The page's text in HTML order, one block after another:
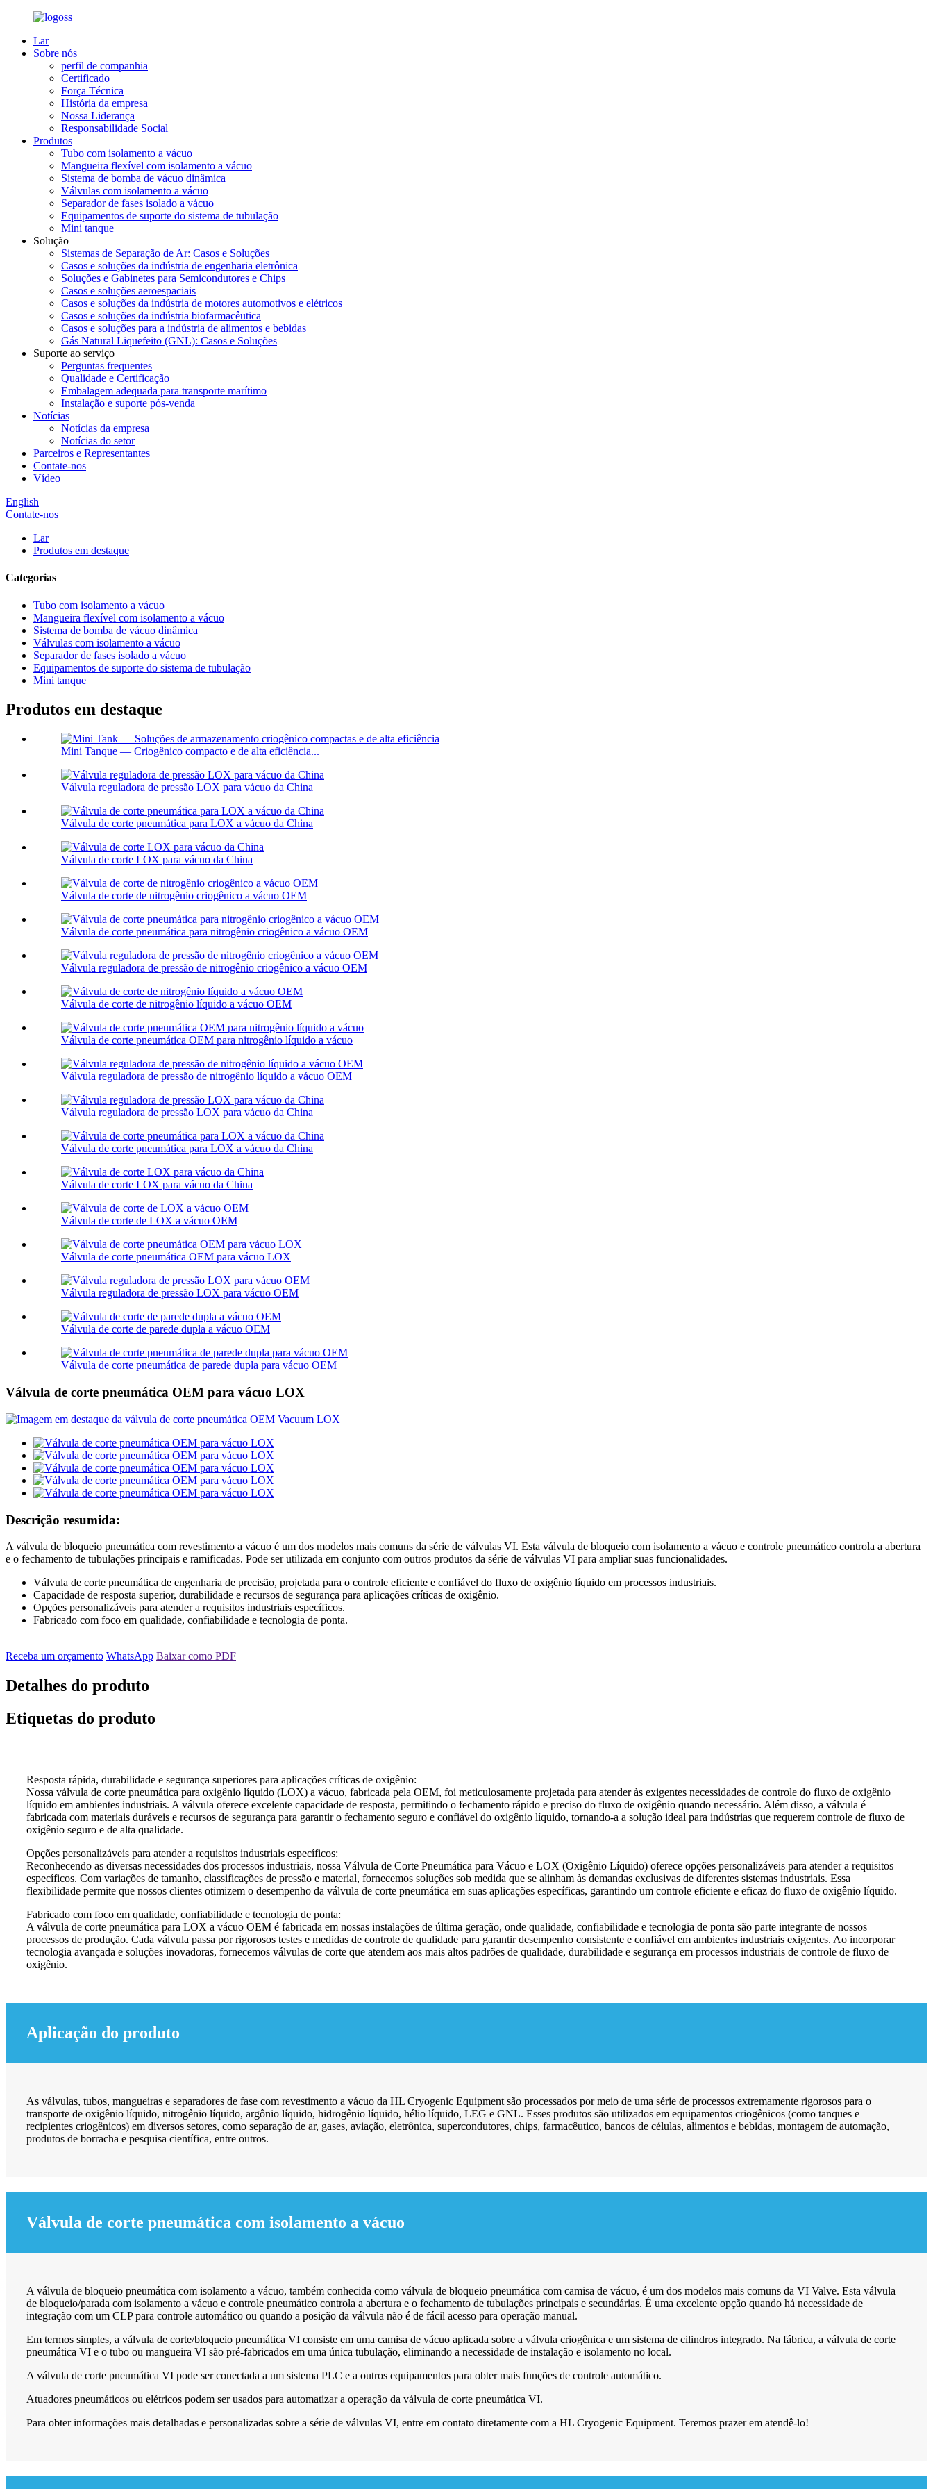
Lar
Sobre nós
perfil de companhia
Certificado
Força Técnica
História da empresa
Nossa Liderança
Responsabilidade Social
Produtos
Tubo com isolamento a vácuo
Mangueira flexível com isolamento a vácuo
Sistema de bomba de vácuo dinâmica
Válvulas com isolamento a vácuo
Separador de fases isolado a vácuo
Equipamentos de suporte do sistema de tubulação
Mini tanque
Solução
Sistemas de Separação de Ar: Casos e Soluções
Casos e soluções da indústria de engenharia eletrônica
Soluções e Gabinetes para Semicondutores e Chips
Casos e soluções aeroespaciais
Casos e soluções da indústria de motores automotivos e elétricos
Casos e soluções da indústria biofarmacêutica
Casos e soluções para a indústria de alimentos e bebidas
Gás Natural Liquefeito (GNL): Casos e Soluções
Suporte ao serviço
Perguntas frequentes
Qualidade e Certificação
Embalagem adequada para transporte marítimo
Instalação e suporte pós-venda
Notícias
Notícias da empresa
Notícias do setor
Parceiros e Representantes
Contate-nos
Vídeo
English
Contate-nos
Lar
Produtos em destaque
Categorias
Tubo com isolamento a vácuo
Mangueira flexível com isolamento a vácuo
Sistema de bomba de vácuo dinâmica
Válvulas com isolamento a vácuo
Separador de fases isolado a vácuo
Equipamentos de suporte do sistema de tubulação
Mini tanque
Produtos em destaque
Mini Tanque — Criogênico compacto e de alta eficiência...
Válvula reguladora de pressão LOX para vácuo da China
Válvula de corte pneumática para LOX a vácuo da China
Válvula de corte LOX para vácuo da China
Válvula de corte de nitrogênio criogênico a vácuo OEM
Válvula de corte pneumática para nitrogênio criogênico a vácuo OEM
Válvula reguladora de pressão de nitrogênio criogênico a vácuo OEM
Válvula de corte de nitrogênio líquido a vácuo OEM
Válvula de corte pneumática OEM para nitrogênio líquido a vácuo
Válvula reguladora de pressão de nitrogênio líquido a vácuo OEM
Válvula reguladora de pressão LOX para vácuo da China
Válvula de corte pneumática para LOX a vácuo da China
Válvula de corte LOX para vácuo da China
Válvula de corte de LOX a vácuo OEM
Válvula de corte pneumática OEM para vácuo LOX
Válvula reguladora de pressão LOX para vácuo OEM
Válvula de corte de parede dupla a vácuo OEM
Válvula de corte pneumática de parede dupla para vácuo OEM
Válvula de corte pneumática OEM para vácuo LOX
Descrição resumida:
A válvula de bloqueio pneumática com revestimento a vácuo é um dos modelos mais comuns da série de válvulas VI. Esta válvula de bloqueio com isolamento a vácuo e controle pneumático controla a abertura
e o fechamento de tubulações principais e ramificadas. Pode ser utilizada em conjunto com outros produtos da série de válvulas VI para ampliar suas funcionalidades.
Válvula de corte pneumática de engenharia de precisão, projetada para o controle eficiente e confiável do fluxo de oxigênio líquido em processos industriais.
Capacidade de resposta superior, durabilidade e recursos de segurança para aplicações críticas de oxigênio.
Opções personalizáveis ​​para atender a requisitos industriais específicos.
Fabricado com foco em qualidade, confiabilidade e tecnologia de ponta.
Receba um orçamento WhatsApp Baixar como PDF
Detalhes do produto
Etiquetas do produto
Resposta rápida, durabilidade e segurança superiores para aplicações críticas de oxigênio:
Nossa válvula de corte pneumática para oxigênio líquido (LOX) a vácuo, fabricada pela OEM, foi meticulosamente projetada para atender às exigentes necessidades de controle do fluxo de oxigênio
líquido em ambientes industriais. A válvula oferece excelente capacidade de resposta, permitindo o fechamento rápido e preciso do fluxo de oxigênio quando necessário. Além disso, a válvula é
fabricada com materiais duráveis ​​e recursos de segurança para garantir o fechamento seguro e confiável do oxigênio líquido, tornando-a a solução ideal para indústrias que requerem controle de fluxo de
oxigênio seguro e de alta qualidade.
Opções personalizáveis ​​para atender a requisitos industriais específicos:
Reconhecendo as diversas necessidades dos processos industriais, nossa Válvula de Corte Pneumática para Vácuo e LOX (Oxigênio Líquido) oferece opções personalizáveis ​​para atender a requisitos
específicos. Com variações de tamanho, classificações de pressão e material, fornecemos soluções sob medida que se alinham às demandas exclusivas de diferentes sistemas industriais. Essa
flexibilidade permite que nossos clientes otimizem o desempenho da válvula de corte pneumática em suas aplicações específicas, garantindo um controle eficiente e eficaz do fluxo de oxigênio líquido.
Fabricado com foco em qualidade, confiabilidade e tecnologia de ponta:
A válvula de corte pneumática para LOX a vácuo OEM é fabricada em nossas instalações de última geração, onde qualidade, confiabilidade e tecnologia de ponta são parte integrante de nossos
processos de produção. Cada válvula passa por rigorosos testes e medidas de controle de qualidade para garantir desempenho consistente e confiável em ambientes industriais exigentes. Ao incorporar
tecnologia avançada e soluções inovadoras, fornecemos válvulas de corte que atendem aos mais altos padrões de qualidade, durabilidade e segurança em processos industriais de controle de fluxo de
oxigênio.
Aplicação do produto
As válvulas, tubos, mangueiras e separadores de fase com revestimento a vácuo da HL Cryogenic Equipment são processados ​​por meio de uma série de processos extremamente rigorosos para o
transporte de oxigênio líquido, nitrogênio líquido, argônio líquido, hidrogênio líquido, hélio líquido, LEG e GNL. Esses produtos são utilizados em equipamentos criogênicos (como tanques e
recipientes criogênicos) em diversos setores, como separação de ar, gases, aviação, eletrônica, supercondutores, chips, farmacêutico, bancos de células, alimentos e bebidas, montagem de automação,
produtos de borracha e pesquisa científica, entre outros.
Válvula de corte pneumática com isolamento a vácuo
A válvula de bloqueio pneumática com isolamento a vácuo, também conhecida como válvula de bloqueio pneumática com camisa de vácuo, é um dos modelos mais comuns da VI Valve. Esta válvula
de bloqueio/parada com isolamento a vácuo e controle pneumático controla a abertura e o fechamento de tubulações principais e secundárias. É uma excelente opção quando há necessidade de
integração com um CLP para controle automático ou quando a posição da válvula não é de fácil acesso para operação manual.
Em termos simples, a válvula de corte/bloqueio pneumática VI consiste em uma camisa de vácuo aplicada sobre a válvula criogênica e um sistema de cilindros integrado. Na fábrica, a válvula de corte
pneumática VI e o tubo ou mangueira VI são pré-fabricados em uma única tubulação, eliminando a necessidade de instalação e isolamento no local.
A válvula de corte pneumática VI pode ser conectada a um sistema PLC e a outros equipamentos para obter mais funções de controle automático.
Atuadores pneumáticos ou elétricos podem ser usados ​​para automatizar a operação da válvula de corte pneumática VI.
Para obter informações mais detalhadas e personalizadas sobre a série de válvulas VI, entre em contato diretamente com a HL Cryogenic Equipment. Teremos prazer em atendê-lo!